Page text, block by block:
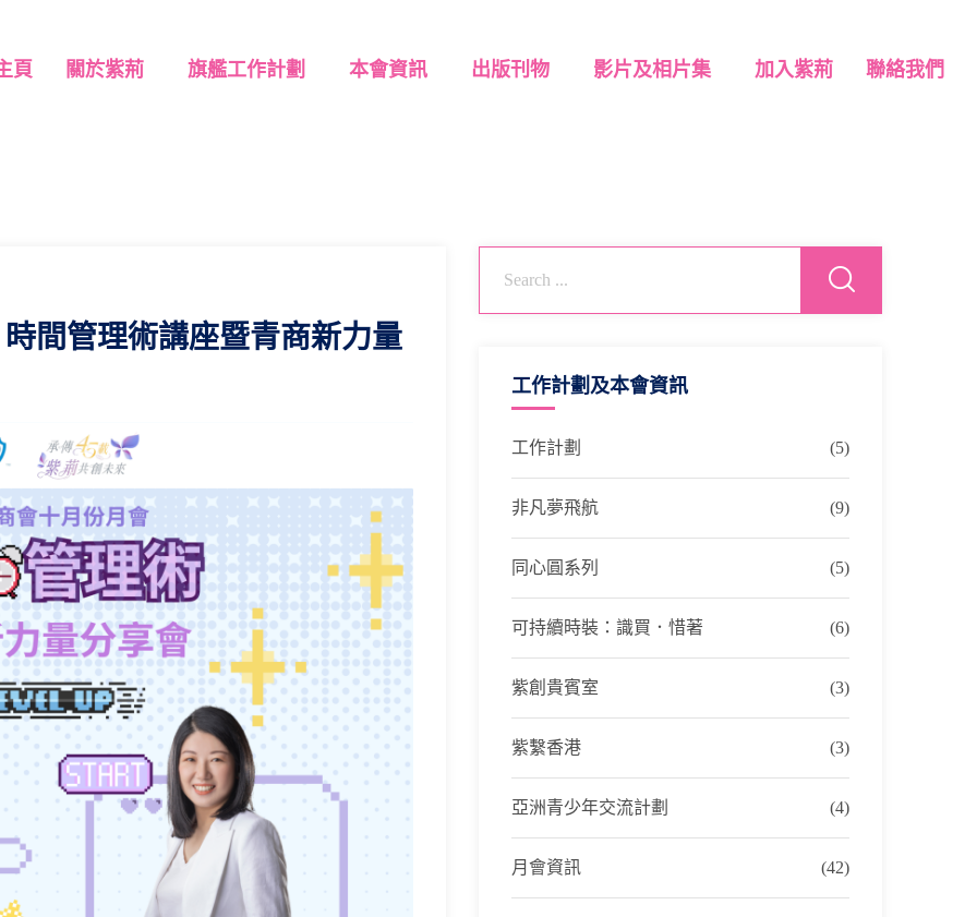
頁 關於紫荊 旗艦工作計劃 本會資訊 出版刊物 影片及相片集 加入紫荊 聯絡我們
間管理術講座暨青商新力量
工作計劃及本會資訊
工作計劃 (5)
非凡夢飛航 (9)
同心圓系列 (5)
可持續時裝：識買．惜著 (6)
紫創貴賓室 (3)
紫繫香港 (3)
亞洲青少年交流計劃 (4)
月會資訊 (42)